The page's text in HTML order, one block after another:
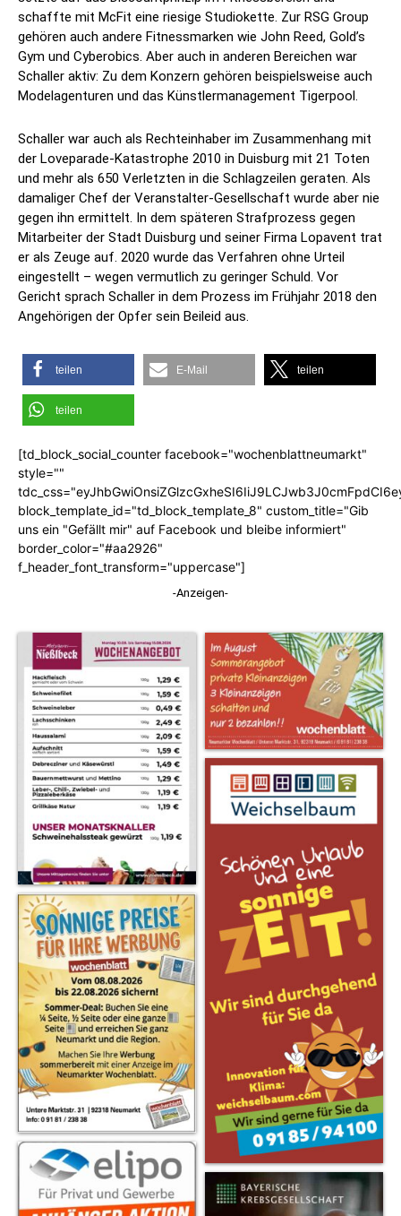
schaffte mit McFit eine riesige Studiokette. Zur RSG Group
gehören auch andere Fitnessmarken wie John Reed, Gold’s
Gym und Cyberobics. Aber auch in anderen Bereichen war
Schaller aktiv: Zu dem Konzern gehören beispielsweise auch
Modelagenturen und das Künstlermanagement Tigerpool.
Schaller war auch als Rechteinhaber im Zusammenhang mit
der Loveparade-Katastrophe 2010 in Duisburg mit 21 Toten
und mehr als 650 Verletzten in die Schlagzeilen geraten. Als
damaliger Chef der Veranstalter-Gesellschaft wurde aber nie
gegen ihn ermittelt. In dem späteren Strafprozess gegen
Mitarbeiter der Stadt Duisburg und seiner Firma Lopavent trat
er als Zeuge auf. 2020 wurde das Verfahren ohne Urteil
eingestellt – wegen vermutlich zu geringer Schuld. Vor
Gericht sprach Schaller in dem Prozess im Frühjahr 2018 den
Angehörigen der Opfer sein Beileid aus.
teilen E-Mail teilen
teilen
[td_block_social_counter facebook="wochenblattneumarkt"
style=""
block_template_id="td_block_template_8" custom_title="Gib
uns ein "Gefällt mir" auf Facebook und bleibe informiert"
border_color="#aa2926"
f_header_font_transform="uppercase"]
-Anzeigen-